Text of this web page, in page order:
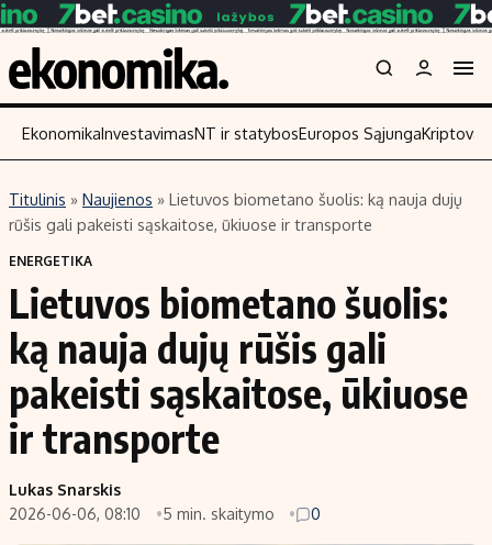
Turinys
Naujienos
Aplinka
Energetika
Ekonomika
Politika
Skaitykite
Įmonės
Žemės ūkis
Technologijos
Laisvalaikis
EkonomikaInvestavimasNT ir statybosEuropos Sąjunga
Titulinis » Naujienos » Lietuvos biometano šuolis: ką nauja dujų
rūšis gali pakeisti sąskaitose, ūkiuose ir transporte
ENERGETIKA
Lietuvos biometano šuolis:
ką nauja dujų rūšis gali
pakeisti sąskaitose, ūkiuose
ir transporte
Lukas Snarskis
2026-06-06, 08:10
5 min. skaitymo 0